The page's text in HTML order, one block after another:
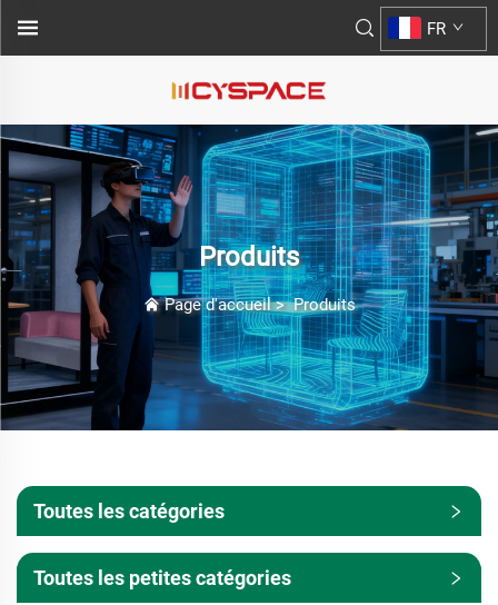
FR
Produits
Page d'accueil>Produits
Toutes les catégories
Toutes les petites catégories